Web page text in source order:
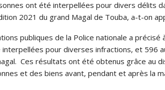
ont été interpellées pour divers délits
2021 du grand Magal de Touba, a-t-on
publiques de la Police nationale a
pour diverses infractions, et 596
Ces résultats ont été obtenus grâce au
et des biens avant, pendant et après la